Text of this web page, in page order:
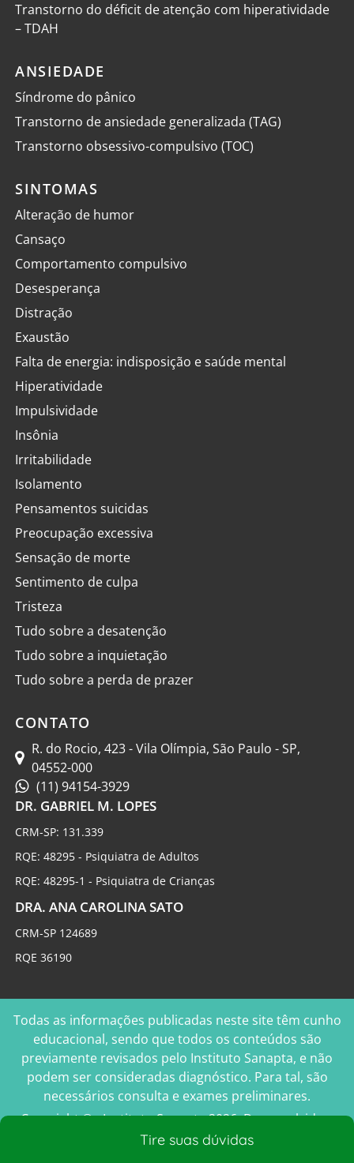
Tire suas dúvidas
Transtorno do déficit de atenção com hiperatividade
– TDAH
ANSIEDADE
Síndrome do pânico
Transtorno de ansiedade generalizada (TAG)
Transtorno obsessivo-compulsivo (TOC)
SINTOMAS
Alteração de humor
Cansaço
Comportamento compulsivo
Desesperança
Distração
Exaustão
Falta de energia: indisposição e saúde mental
Hiperatividade
Impulsividade
Insônia
Irritabilidade
Isolamento
Pensamentos suicidas
Preocupação excessiva
Sensação de morte
Sentimento de culpa
Tristeza
Tudo sobre a desatenção
Tudo sobre a inquietação
Tudo sobre a perda de prazer
CONTATO
R. do Rocio, 423 - Vila Olímpia, São Paulo - SP,
04552-000
(11) 94154-3929
DR. GABRIEL M. LOPES
CRM-SP: 131.339
RQE: 48295 - Psiquiatra de Adultos
RQE: 48295-1 - Psiquiatra de Crianças
DRA. ANA CAROLINA SATO
CRM-SP 124689
RQE 36190
Todas as informações publicadas neste site têm cunho
educacional, sendo que todos os conteúdos são
previamente revisados pelo Instituto Sanapta, e não
podem ser consideradas diagnóstico. Para tal, são
necessários consulta e exames preliminares.
Copyright © - Instituto Sanapta 2026. Desenvolvido e
Gerenciado porMK